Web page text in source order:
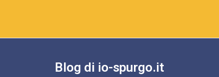
Blog di io-spurgo.it